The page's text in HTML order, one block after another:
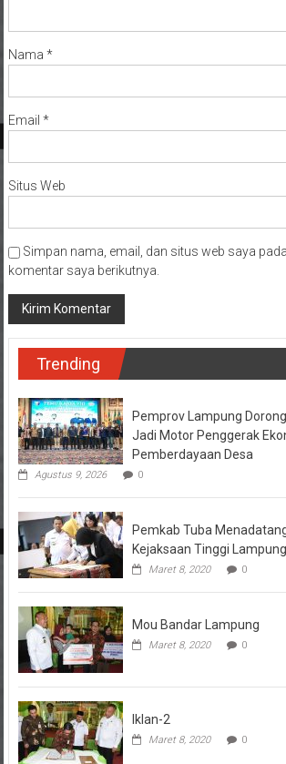
Nama *
Email *
Situs Web
Simpan nama, email, dan situs web saya
komentar saya berikutnya.
Trending
Pemprov Lampung
Jadi Motor Penggerak
Pemberdayaan Desa
Agustus 9, 2026 0
Pemkab Tuba
Kejaksaan Tinggi Lampung
Maret 8, 2020 0
Mou Bandar Lampung
Maret 8, 2020 0
Iklan-2
Maret 8, 2020 0